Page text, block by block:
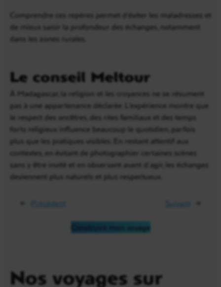
Comprendre ces repères permet d’éviter les maladresses et
de mieux saisir la profondeur des échanges, notamment
dans les zones rurales.
Le conseil Meltour
À Madagascar, la religion et les croyances ne se résument
pas à une appartenance déclarée. L’expérience montre que
le respect des ancêtres, des rites familiaux et des temps
forts religieux influence beaucoup le quotidien, parfois
plus que les pratiques visibles. En restant attentif aux
contextes, en évitant de photographier certaines scènes
sans y être invité et en observant avant d’agir, les échanges
deviennent plus naturels et plus respectueux.
← Suivant →
Construire mon voyage
Nos voyages sur